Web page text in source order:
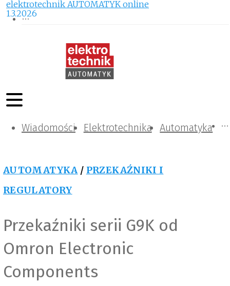
Wiadomości Elektrotechnika Automatyka
Komunikacja i IT
Kontrola
Tematy specjalne
AUTOMATYKA / PRZEKAŹNIKI I
REGULATORY
Przekaźniki serii G9K od
Omron Electronic
Components
elektrotechnik AUTOMATYK online
1.3.2026